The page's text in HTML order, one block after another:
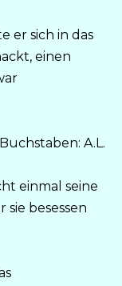
er sich in das
einen
A.L.
einmal seine
sie besessen